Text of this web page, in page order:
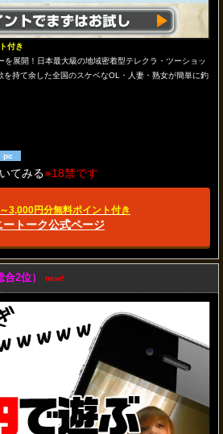
付き
を展開！日本最大級の地域密着型テレクラ・ツーショッ
を持て余した全国のスケベなOL・人妻・熟女が簡単に釣
pc
てみる※18禁です
3,000円分無料ポイント付き
ートーク公式ページ
合2位） new!